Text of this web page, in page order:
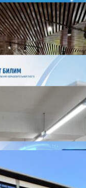
Последние новости
НЕДЕЛЯ В ОБЗОРЕ
07.08.2026
ДЛЯ
НАЧАЛОСЬ
05.08.2026
НЕДЕЛЯ В
Абитуриент